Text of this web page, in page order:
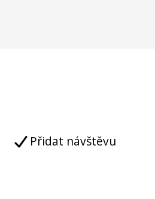
Přidat návštěvu